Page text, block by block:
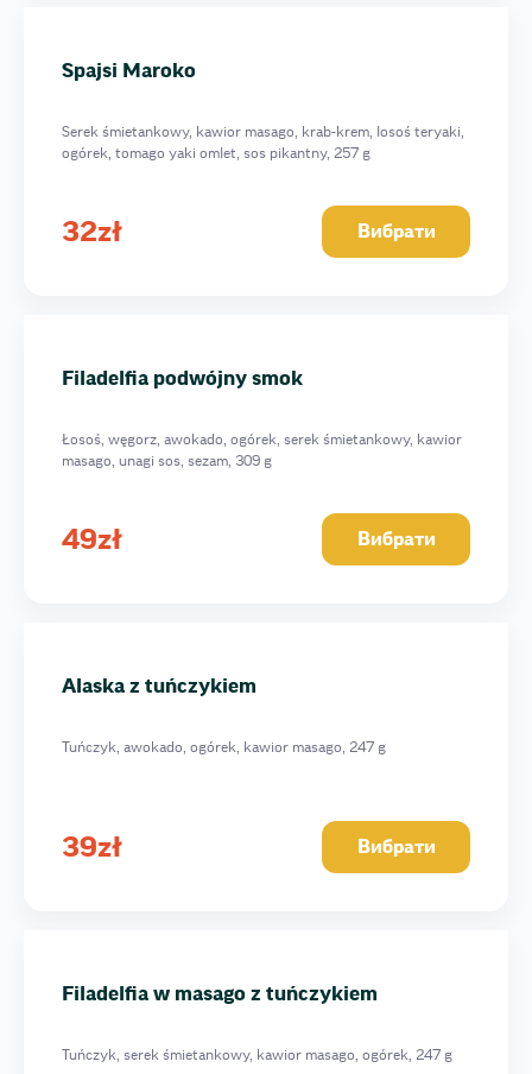
Spajsi Maroko
Serek śmietankowy, kawior masago, krab-krem, losoś teryaki,
ogórek, tomago yaki omlet, sos pikantny, 257 g
32zł Вибрати
Filadelfia podwójny smok
Łosoś, węgorz, awokado, ogórek, serek śmietankowy, kawior
masago, unagi sos, sezam, 309 g
49zł Вибрати
Alaska z tuńczykiem
Tuńczyk, awokado, ogórek, kawior masago, 247 g
39zł Вибрати
Filadelfia w masago z tuńczykiem
Tuńczyk, serek śmietankowy, kawior masago, ogórek, 247 g